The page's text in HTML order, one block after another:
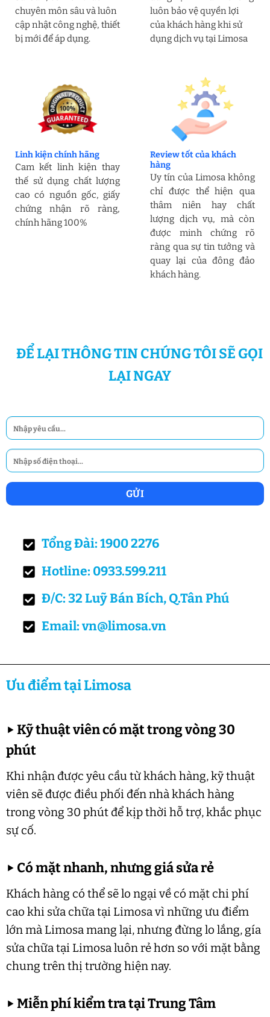
chuyên môn sâu và luôn
cập nhật công nghệ, thiết
bị mới để áp dụng.
luôn bảo vệ quyền lợi
của khách hàng khi sử
dụng dịch vụ tại Limosa
Linh kiện chính hãng
Cam kết linh kiện thay
thế sử dụng chất lượng
cao có nguồn gốc, giấy
chứng nhận rõ ràng,
chính hãng 100%
Review tốt của khách
hàng
Uy tín của Limosa không
chỉ được thể hiện qua
thâm niên hay chất
lượng dịch vụ, mà còn
được minh chứng rõ
ràng qua sự tin tưởng và
quay lại của đông đảo
khách hàng.
ĐỂ LẠI THÔNG TIN CHÚNG TÔI SẼ GỌI
LẠI NGAY
Tổng Đài: 1900 2276
Hotline: 0933.599.211
Đ/C: 32 Luỹ Bán Bích, Q.Tân Phú
Email: vn@limosa.vn
Ưu điểm tại Limosa
▶Kỹ thuật viên có mặt trong vòng 30
phút
Khi nhận được yêu cầu từ khách hàng, kỹ thuật
viên sẽ được điều phối đến nhà khách hàng
trong vòng 30 phút để kịp thời hỗ trợ, khắc phục
sự cố.
▶ Có mặt nhanh, nhưng giá sửa rẻ
Khách hàng có thể sẽ lo ngại về có mặt chi phí
cao khi sửa chữa tại Limosa vì những ưu điểm
lớn mà Limosa mang lại, nhưng đừng lo lắng, gía
sửa chữa tại Limosa luôn rẻ hơn so với mặt bằng
chung trên thị trường hiện nay.
▶Miễn phí kiểm tra tại Trung Tâm